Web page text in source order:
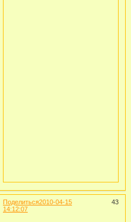
Поделиться 43
2010-04-15
14:12:07